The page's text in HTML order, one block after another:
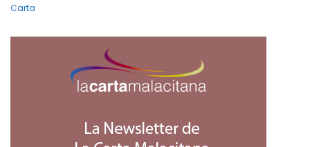
Carta